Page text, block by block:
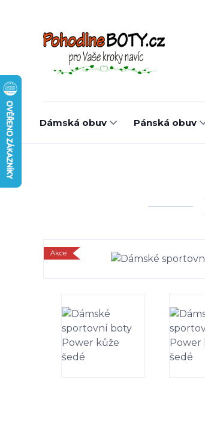
Dámská obuv Pánská obuv
Akce